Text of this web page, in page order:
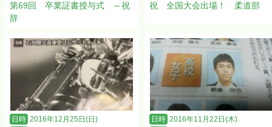
第69回 卒業証書授与式 ～祝
辞
祝 全国大会出場！ 柔道部
日時 2016年12月25日(日)
日時 2016年11月22日(木)